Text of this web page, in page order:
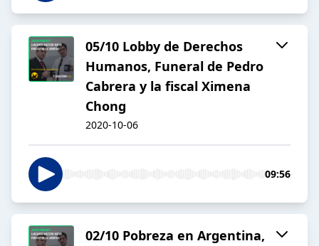
05/10 Lobby de Derechos
Humanos, Funeral de Pedro
Cabrera y la fiscal Ximena
Chong
2020-10-06
09:56
02/10 Pobreza en Argentina,